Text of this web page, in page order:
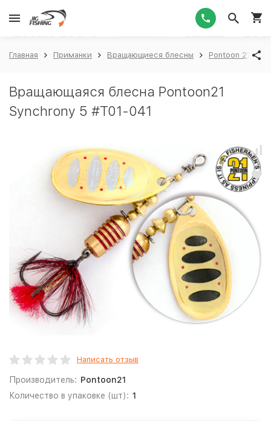
Главная Приманки Вращающиеся блесны Pontoon 21
Вращающаяся блесна Pontoon21
Synchrony 5 #T01-041
Написать отзыв
Производитель: Pontoon21
Количество в упаковке (шт): 1